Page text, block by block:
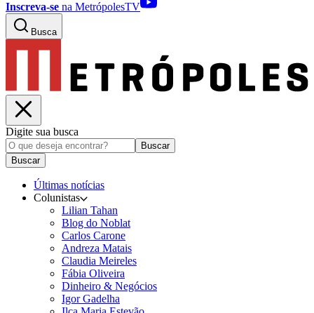
Inscreva-se na MetrópolesTV
Busca
Digite sua busca
Buscar
Buscar
Últimas notícias
Colunistas
Lilian Tahan
Blog do Noblat
Carlos Carone
Andreza Matais
Claudia Meireles
Fábia Oliveira
Dinheiro & Negócios
Igor Gadelha